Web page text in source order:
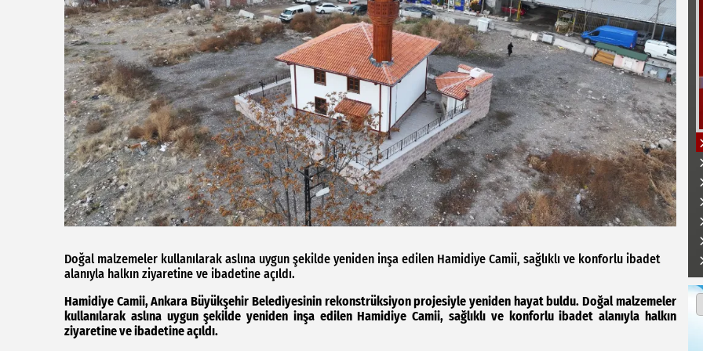
Doğal malzemeler kullanılarak aslına uygun şekilde yeniden inşa edilen Hamidiye Camii, sağlıklı ve konforlu ibadet
alanıyla halkın ziyaretine ve ibadetine açıldı.
Hamidiye Camii, Ankara Büyükşehir Belediyesinin rekonstrüksiyon projesiyle yeniden hayat buldu. Doğal malzemeler
kullanılarak aslına uygun şekilde yeniden inşa edilen Hamidiye Camii, sağlıklı ve konforlu ibadet alanıyla halkın
ziyaretine ve ibadetine açıldı.